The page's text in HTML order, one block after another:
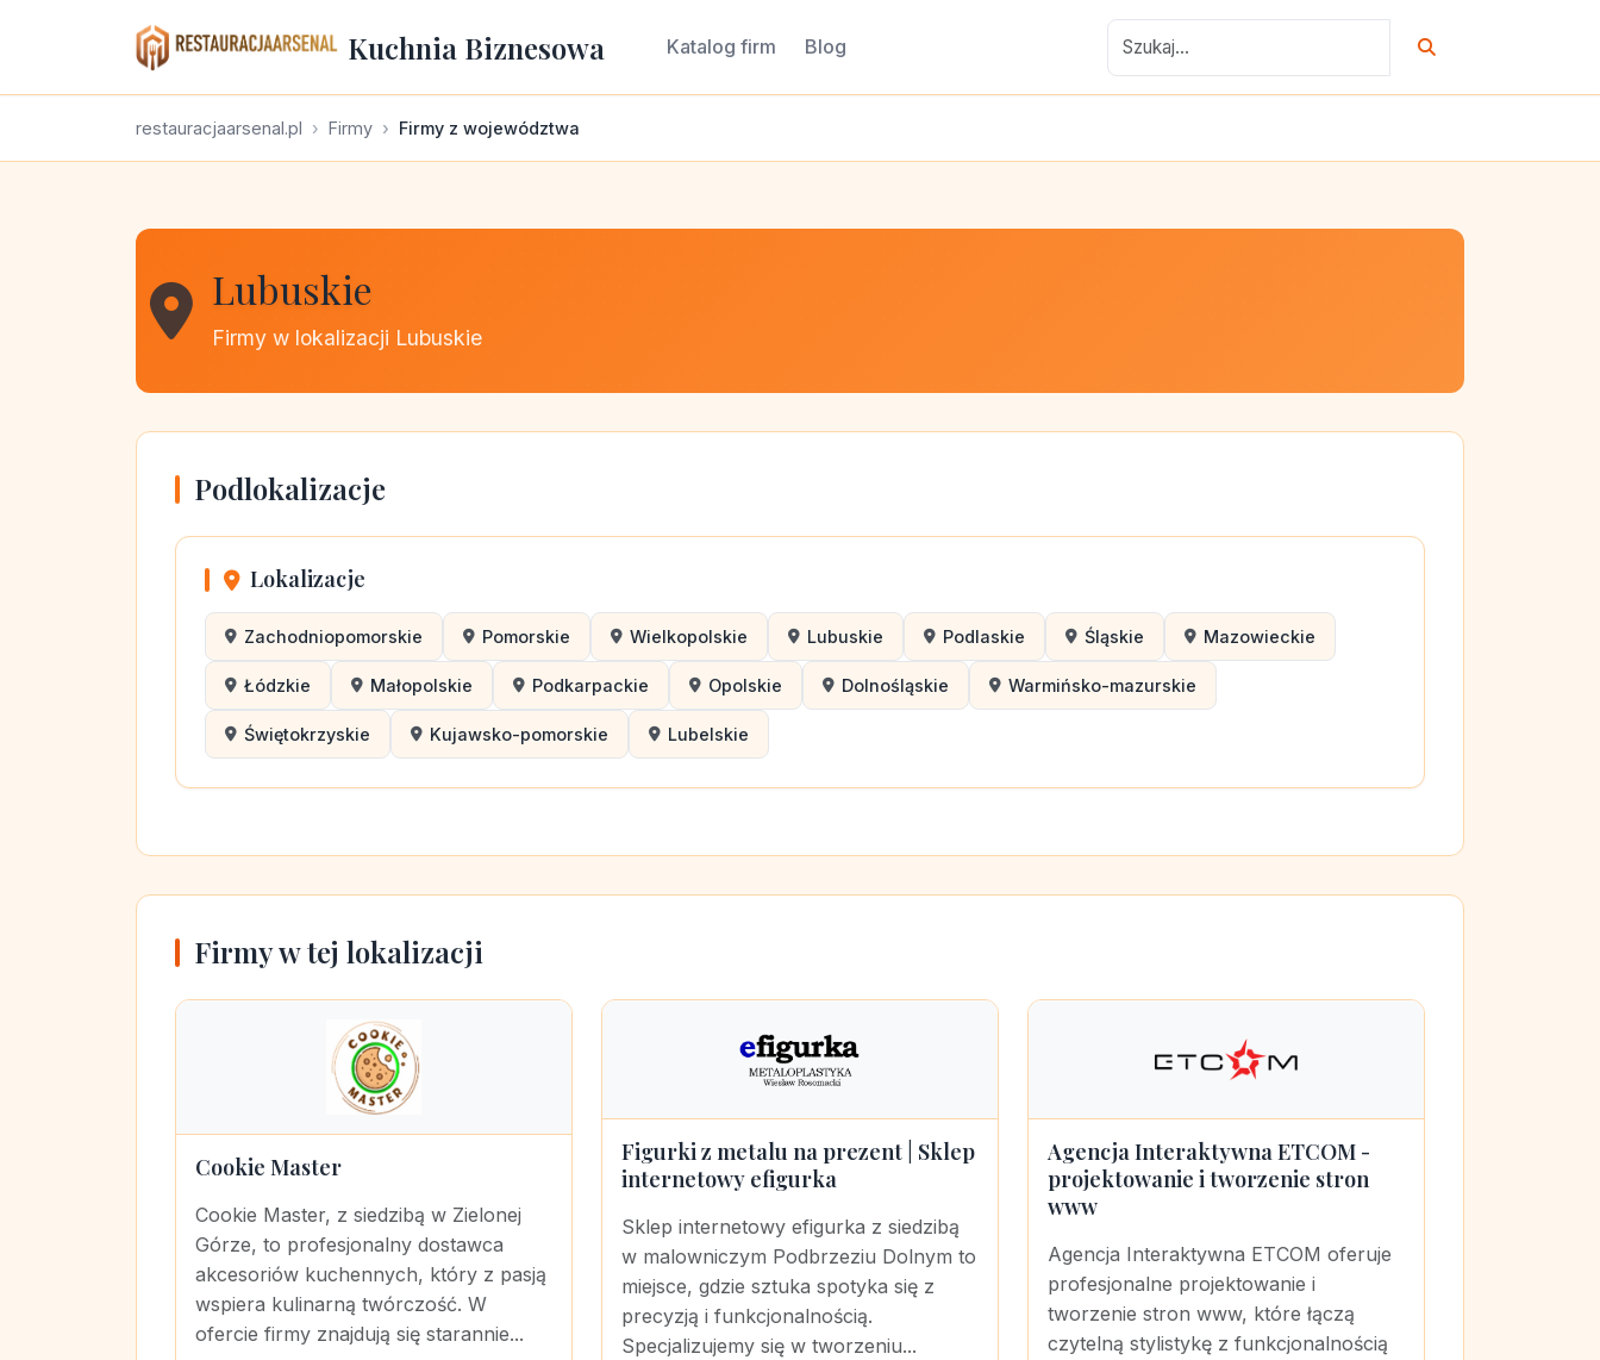
Kuchnia Biznesowa Katalog firm Blog
restauracjaarsenal.pl Firmy Firmy z województwa
Lubuskie
Firmy w lokalizacji Lubuskie
Podlokalizacje
Lokalizacje
Zachodniopomorskie Pomorskie Wielkopolskie Lubuskie Podlaskie Śląskie Mazowieckie
Łódzkie Małopolskie Podkarpackie Opolskie Dolnośląskie Warmińsko-mazurskie
Świętokrzyskie Kujawsko-pomorskie Lubelskie
Firmy w tej lokalizacji
Cookie Master
Cookie Master, z siedzibą w Zielonej
Górze, to profesjonalny dostawca
akcesoriów kuchennych, który z pasją
wspiera kulinarną twórczość. W
ofercie firmy znajdują się starannie...
Figurki z metalu na prezent | Sklep
internetowy efigurka
Sklep internetowy efigurka z siedzibą
w malowniczym Podbrzeziu Dolnym to
miejsce, gdzie sztuka spotyka się z
precyzją i funkcjonalnością.
Specjalizujemy się w tworzeniu...
Agencja Interaktywna ETCOM -
projektowanie i tworzenie stron
www
Agencja Interaktywna ETCOM oferuje
profesjonalne projektowanie i
tworzenie stron www, które łączą
czytelną stylistykę z funkcjonalnością